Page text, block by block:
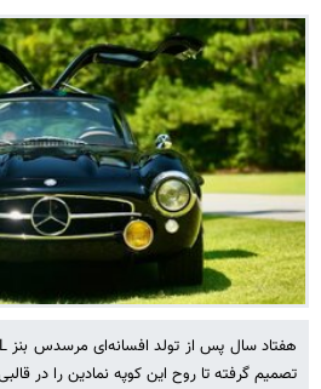
تصمیم گرفته تا روح این کوپه نمادین را در